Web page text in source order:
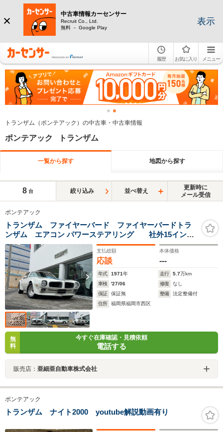
中古車情報カーセンサー
Recruit Co., Ltd.
無料 － Google Play
表示
履歴 お気に入り メニュー
トランザム（ポンテアック）の中古車・中古車情報
ポンテアック トランザム
一覧から探す 地図から探す
8 台 絞り込み 並べ替え
更新時に
メール受信
ポンテアック
トランザム ファイヤーバード ファイヤーバードトラ
ンザム エアコン パワーステアリング 社外15インチ
アルミホイール 3AT 2ドアハードトップ クーペボディ
支払総額
応談
本体価格
---
年式 1971年 走行 5.7万km
車検
'27/06 修復
なし
保証
保証無 整備
法定整備付
住所
福岡県福岡市西区
無
料
今すぐ在庫確認・見積依頼
電話する
販売店： 亜細亜自動車株式会社
ポンテアック
トランザム ナイト2000 youtube解説動画有り